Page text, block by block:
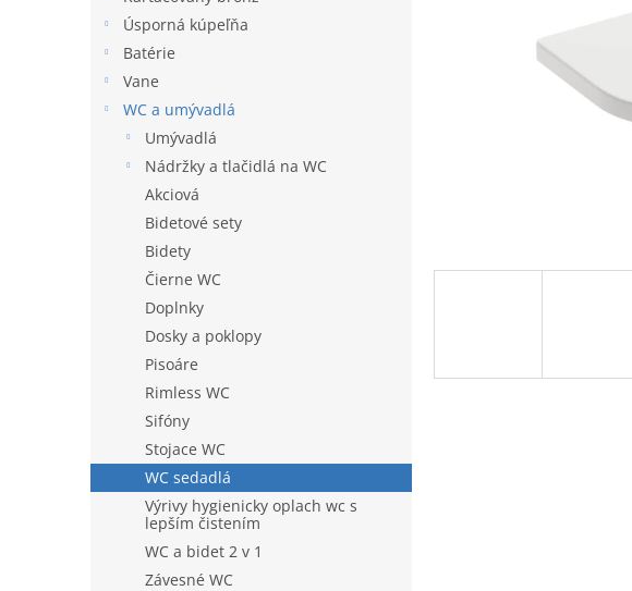
Úsporná kúpeľňa
Batérie
Vane
WC a umývadlá
Umývadlá
Nádržky a tlačidlá na WC
Akciová
Bidetové sety
Bidety
Čierne WC
Doplnky
Dosky a poklopy
Pisoáre
Rimless WC
Sifóny
Stojace WC
WC sedadlá
Výrivy hygienicky oplach wc s
lepším čistením
WC a bidet 2 v 1
Závesné WC
hviezdičiek.